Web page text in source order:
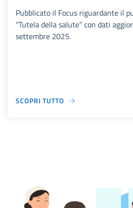
Pubblicato il Focus riguardante il
“Tutela della salute” con dati
settembre 2025.
SCOPRI TUTTO